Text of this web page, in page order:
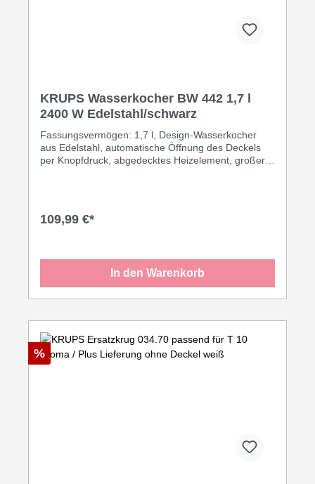
KRUPS Wasserkocher BW 442 1,7 l
2400 W Edelstahl/schwarz
Fassungsvermögen: 1,7 l, Design-Wasserkocher
aus Edelstahl, automatische Öffnung des Deckels
per Knopfdruck, abgedecktes Heizelement, großer
Watt, Schukostecker CEE 7/7·edelstahl / schwarz
109,99 €*
In den Warenkorb
%